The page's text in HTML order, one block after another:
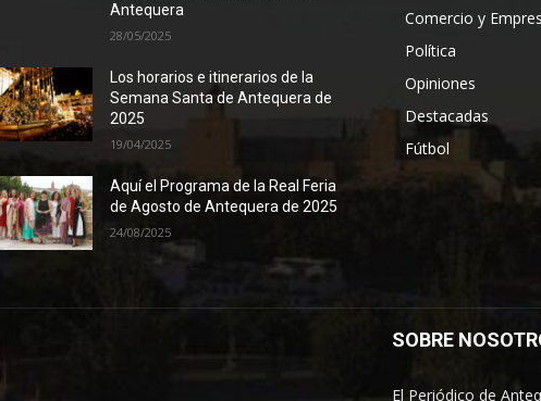
Antequera
28/05/2025
Los horarios e itinerarios de la
Semana Santa de Antequera de
2025
19/04/2025
Aquí el Programa de la Real Feria
de Agosto de Antequera de 2025
24/08/2025
Comercio y
Política
Opiniones
Destacadas
Fútbol
SOBRE
El Periódico de